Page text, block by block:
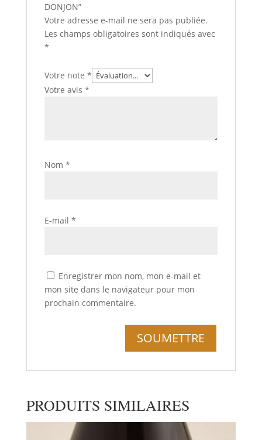
DONJON”
Votre adresse e-mail ne sera pas publiée.
Les champs obligatoires sont indiqués avec
*
Votre note *
Votre avis *
Nom *
E-mail *
Enregistrer mon nom, mon e-mail et
mon site dans le navigateur pour mon
prochain commentaire.
PRODUITS SIMILAIRES